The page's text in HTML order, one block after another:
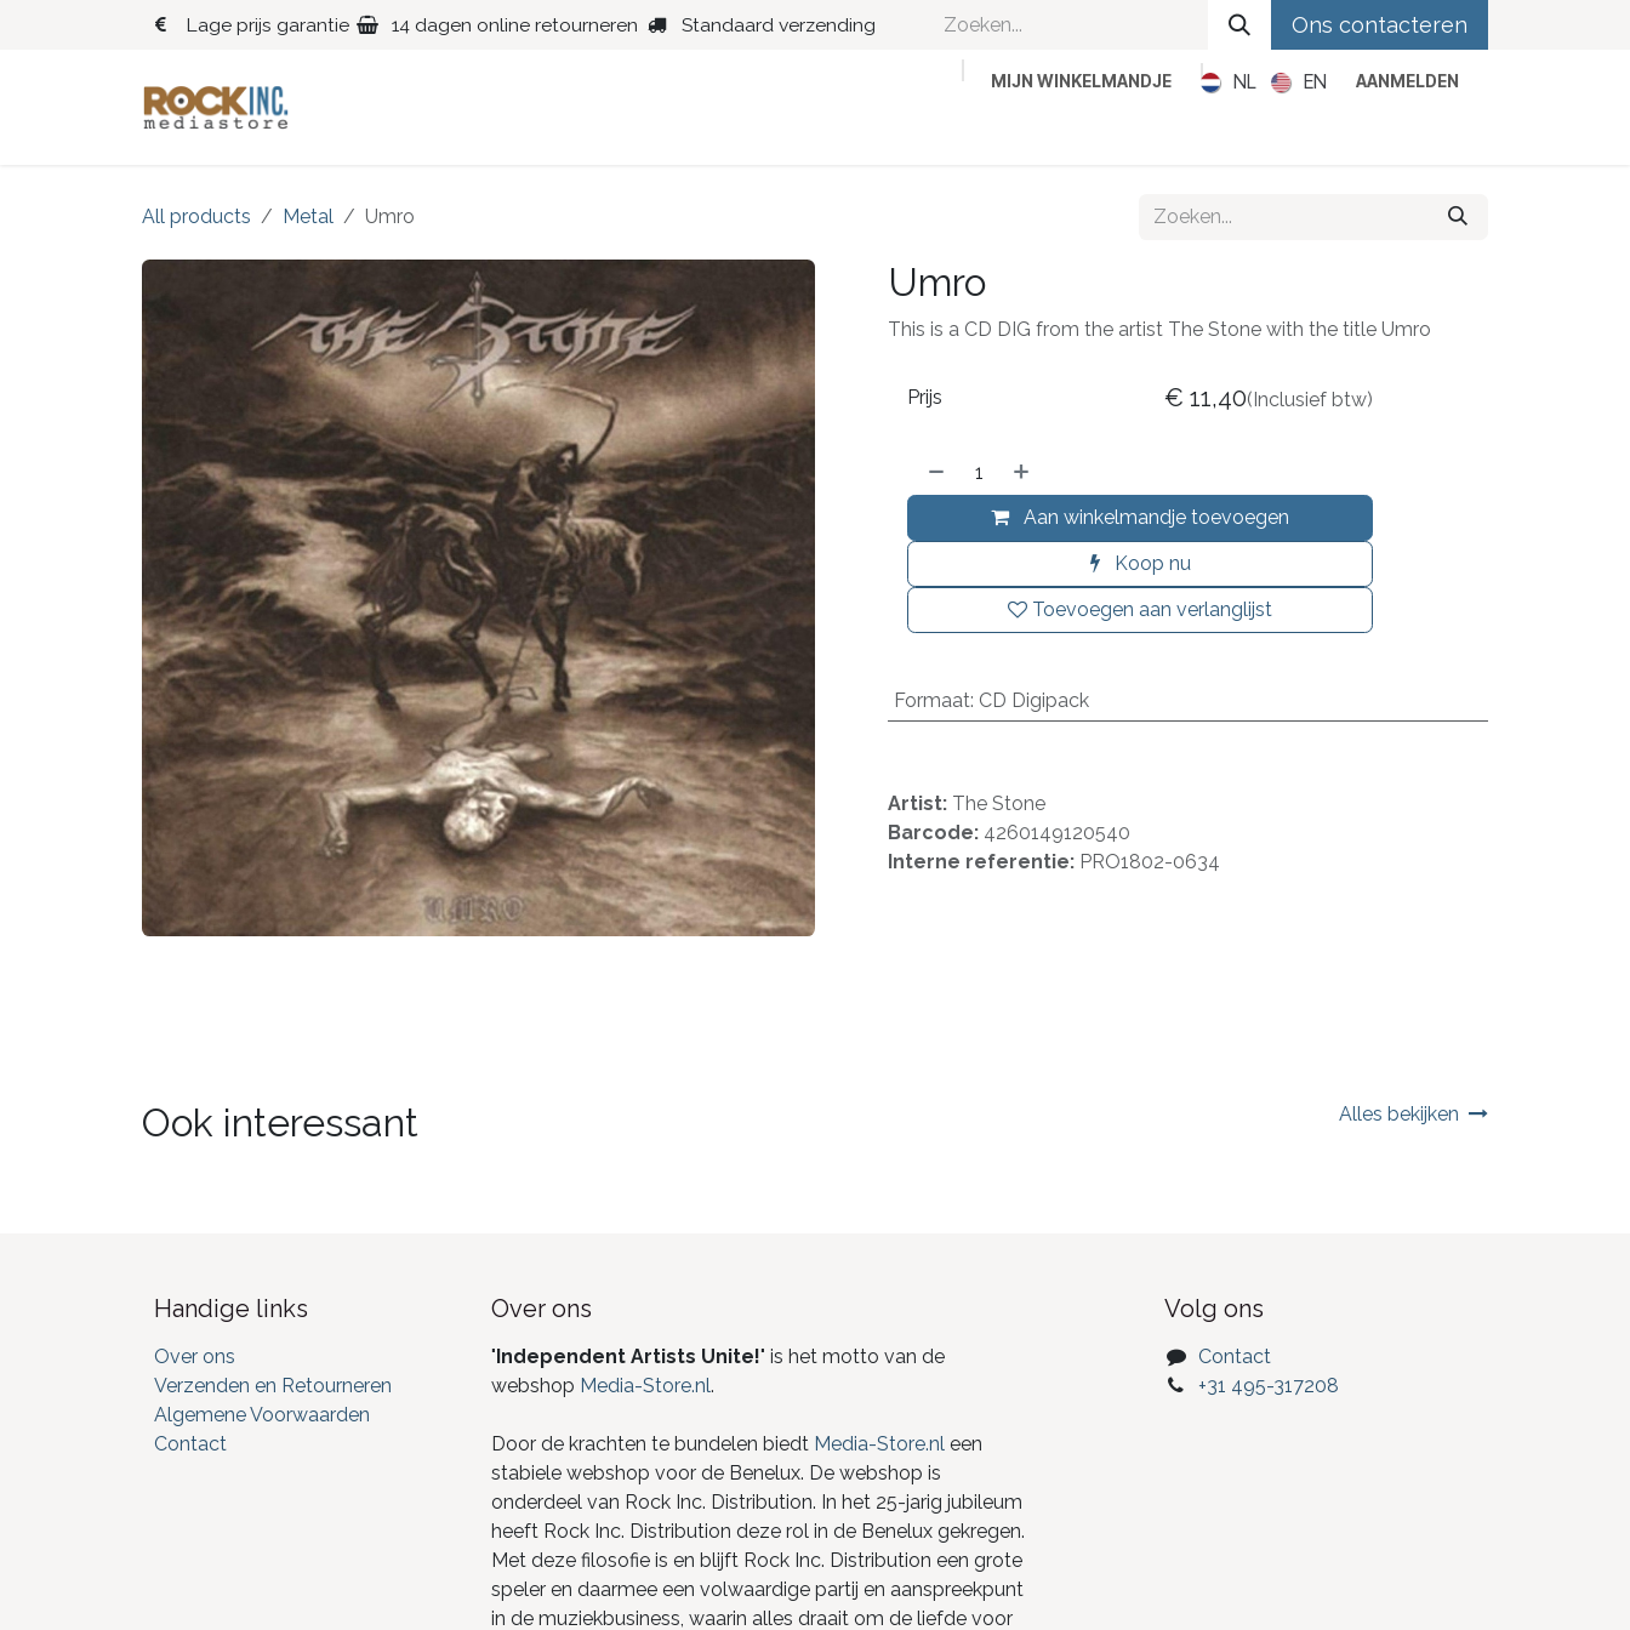
Overslaan naar inhoud
Lage prijs garantie 14 dagen online retourneren Standaard verzending Ons contacteren
MIJN WINKELMANDJE NL EN AANMELDEN
All products Metal Umro
Umro
This is a CD DIG from the artist The Stone with the title Umro
Aan winkelmandje toevoegen
Koop nu
Toevoegen aan verlanglijst
Prijs € 11,40(Inclusief btw)
Formaat: CD Digipack
Artist: The Stone
Barcode: 4260149120540
Interne referentie: PRO1802-0634
Ook interessant Alles bekijken
Handige links
Over ons
Verzenden en Retourneren
Algemene Voorwaarden
Contact
Over ons
" Independent Artists Unite!" is het motto van de
webshop Media-Store.nl.
Door de krachten te bundelen biedt Media-Store.nleen
stabiele webshop voor de Benelux. De webshop is
onderdeel van Rock Inc. Distribution. In het 25-jarig jubileum
heeft Rock Inc. Distribution deze rol in de Benelux gekregen.
Met deze filosofie is en blijft Rock Inc. Distribution een grote
speler en daarmee een volwaardige partij en aanspreekpunt
in de muziekbusiness, waarin alles draait om de liefde voor
Volg ons
Contact
+31 495-317208